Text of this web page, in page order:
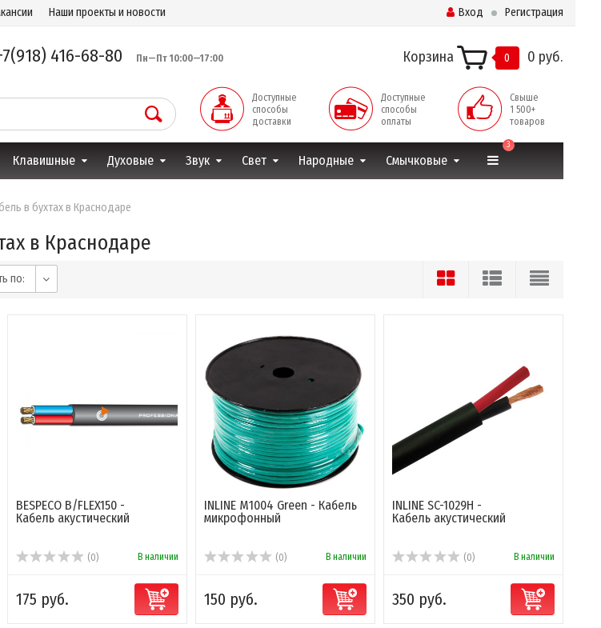
Наши проекты и новости Вход Регистрация
416-68-80 Пн—Пт 10:00—17:00 Корзина 0 0 руб.
Доступные
способы
доставки
Доступные
способы
оплаты
Свыше
1 500+
товаров
Клавишные Духовые Звук Свет Народные Смычковые
3
в бухтах в Краснодаре
в Краснодаре
по:
BESPECO B/FLEX150 -
Кабель акустический
(0) В наличии
175 руб.
INLINE M1004 Green - Кабель
микрофонный
(0) В наличии
150 руб.
INLINE SC-1029H -
Кабель акустический
(0) В наличии
350 руб.